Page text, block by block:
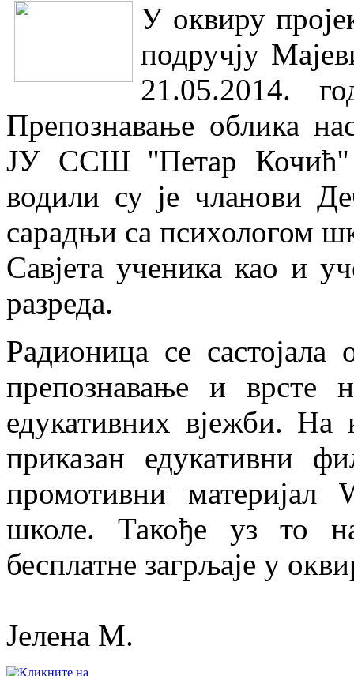
У оквиру
подручју
21.05.2014.
Препознавање облика
ЈУ ССШ ''Петар Кочић''
водили су је чланови
сарадњи са психологом
Савјета ученика као и
разреда.
Радионица се састојала
препознавање и врсте
едукативних вјежби. На
приказан едукативни
промотивни
школе. Такође уз то
бесплатне загрљаје у
Јелена М.